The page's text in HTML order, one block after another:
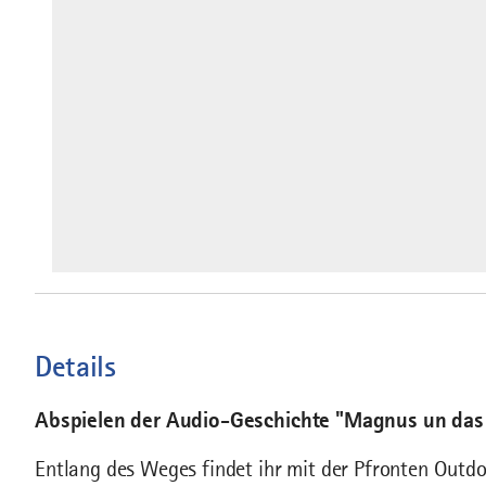
Details
Abspielen der Audio-Geschichte "Magnus un
Entlang des Weges findet ihr mit der Pfronten